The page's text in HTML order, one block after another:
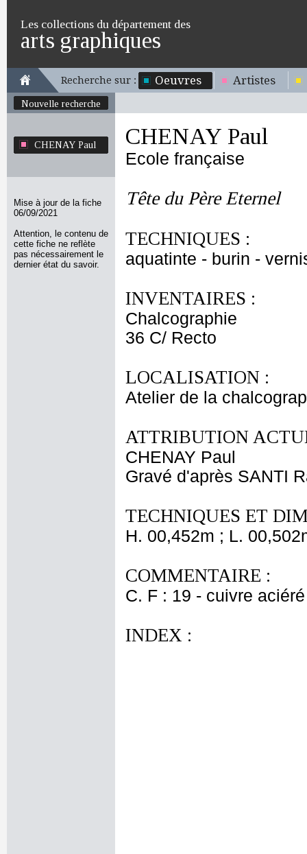
Les collections du département des
arts graphiques
Recherche sur : Oeuvres Artistes
Nouvelle recherche
CHENAY Paul
Mise à jour de la fiche
06/09/2021
Attention, le contenu de
cette fiche ne reflète
pas nécessairement le
dernier état du savoir.
CHENAY Paul
Ecole française
Tête du Père Eternel
TECHNIQUES :
aquatinte - burin -
INVENTAIRES :
Chalcographie
36 C/ Recto
LOCALISATION :
Atelier de la
ATTRIBUTION
CHENAY Paul
Gravé d'après SANTI
TECHNIQUES ET
H. 00,452m ; L.
COMMENTAIRE :
C. F : 19 - cuivre aciéré
INDEX :